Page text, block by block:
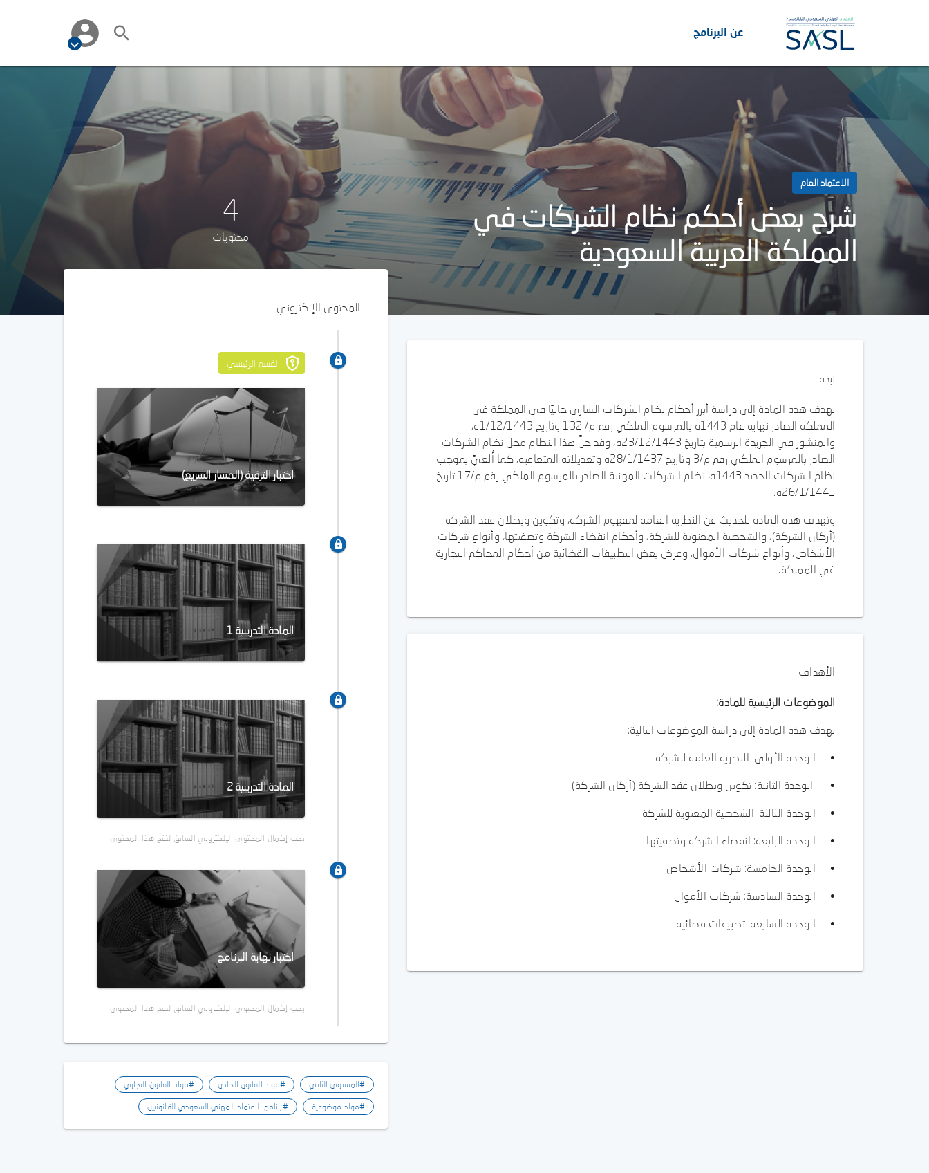
عن البرنامج
الاعتماد العام
شرح بعض أحكم نظام الشركات في
المملكة العربية السعودية
4
محتويات
نبذة
تهدف هذه المادة إلى دراسة أبرز أحكام نظام الشركات الساري حاليًا في المملكة في
المملكة الصادر نهاية عام 1443ه بالمرسوم الملكي رقم م/ 132 وتاريخ 1/12/1443ه،
والمنشور في الجريدة الرسمية بتاريخ 23/12/1443ه، وقد حلَّ هذا النظام محل نظام الشركات
الصادر بالمرسوم الملكي رقم م/3 وتاريخ 28/1/1437ه وتعديلاته المتعاقبة، كما أُلغيَّ بموجب
نظام الشركات الجديد 1443ه، نظام الشركات المهنية الصادر بالمرسوم الملكي رقم م/17 تاريخ
26/1/1441ه.
وتهدف هذه المادة للحديث عن النظرية العامة لمفهوم الشركة، وتكوين وبطلان عقد الشركة
(أركان الشركة)، والشخصية المعنوية للشركة، وأحكام انقضاء الشركة وتصفيتها، وأنواع شركات
الأشخاص، وأنواع شركات الأموال، وعرض بعض التطبيقات القضائية من أحكام المحاكم التجارية
في المملكة.
الأهداف
الموضوعات الرئيسية للمادة:
تهدف هذه المادة إلى دراسة الموضوعات التالية:
• الوحدة الأولى: النظرية العامة للشركة
• الوحدة الثانية: تكوين وبطلان عقد الشركة (أركان الشركة)
• الوحدة الثالثة: الشخصية المعنوية للشركة
• الوحدة الرابعة: انقضاء الشركة وتصفيتها
• الوحدة الخامسة: شركات الأشخاص
• الوحدة السادسة: شركات الأموال
• الوحدة السابعة: تطبيقات قضائية.
المحتوى الإلكتروني
القسم الرئيسي
اختبار الترقية (المسار السريع)
المادة التدريبية 1
المادة التدريبية 2
يجب إكمال المحتوى الإلكتروني السابق لفتح هذا المحتوى
اختبار نهاية البرنامج
يجب إكمال المحتوى الإلكتروني السابق لفتح هذا المحتوى
#المستوى الثاني #مواد القانون الخاص
#مواد القانون التجاري
#مواد موضوعية
#برنامج الاعتماد المهني السعودي للقانونيين